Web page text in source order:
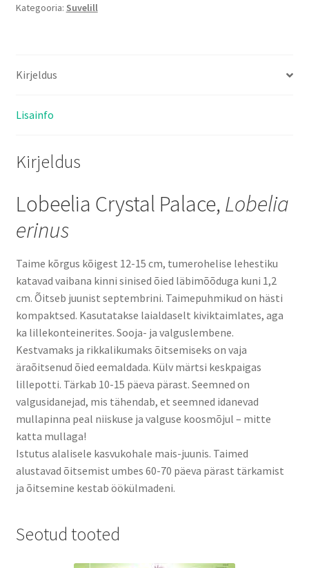
kogus
Kategooria: Suvelill
Kirjeldus
Lisainfo
Kirjeldus
Lobeelia Crystal Palace, Lobelia
erinus
Taime kõrgus kõigest 12-15 cm, tumerohelise lehestiku
katavad vaibana kinni sinised õied läbimõõduga kuni 1,2
cm. Õitseb juunist septembrini. Taimepuhmikud on hästi
kompaktsed. Kasutatakse laialdaselt kiviktaimlates, aga
ka lillekonteinerites. Sooja- ja valguslembene.
Kestvamaks ja rikkalikumaks õitsemiseks on vaja
äraõitsenud õied eemaldada. Külv märtsi keskpaigas
lillepotti. Tärkab 10-15 päeva pärast. Seemned on
valgusidanejad, mis tähendab, et seemned idanevad
mullapinna peal niiskuse ja valguse koosmõjul – mitte
katta mullaga!
Istutus alalisele kasvukohale mais-juunis. Taimed
alustavad õitsemist umbes 60-70 päeva pärast tärkamist
ja õitsemine kestab öökülmadeni.
Seotud tooted